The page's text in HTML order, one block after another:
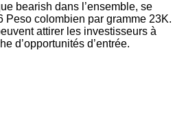
bearish dans l’ensemble, se
Peso colombien par gramme 23K.
attirer les investisseurs à
d’opportunités d’entrée.